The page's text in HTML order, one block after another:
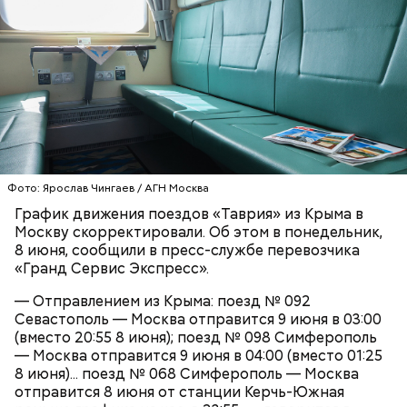
Фото: Ярослав Чингаев / АГН Москва
График движения поездов «Таврия» из Крыма в
Москву скорректировали. Об этом в понедельник,
8 июня, сообщили в пресс-службе перевозчика
«Гранд Сервис Экспресс».
— Отправлением из Крыма: поезд № 092
Севастополь — Москва отправится 9 июня в 03:00
(вместо 20:55 8 июня); поезд № 098 Симферополь
— Москва отправится 9 июня в 04:00 (вместо 01:25
8 июня)... поезд № 068 Симферополь — Москва
отправится 8 июня от станции Керчь-Южная
Оливковое масло — 50 мл.
Яблочный уксус — 2 ст. ложки.
Тархун — 1 веточка.
Чеснок — 2 зубчика.
Сахар — 1 ст. ложка.
Нужно в течение 10 минут обжарить
перцы на мангале с раскаленными углями. Красный
лук нарезать кольцами и подпечь с двух сторон.
Кабачок и баклажан нарезать крупными кольцами,
приправить солью и выложить на мангал к перцам.
Сливочное масло необходимо немного
растопить и взбить с сахаром, туда же
добавить ванильный сахар и соль. Все эти
ингредиенты нужно взбивать миксером
примерно три минуты, пока масло не
побелеет.
Далее по одному следует добавлять в готовую
массу яйца, после чего нужно получившееся
тесто вновь взбить.
Если технология соблюдается правильно, то
должен получиться воздушный кремовый
сгусток цвета слоновой кости.
Затем в тесто нужно включить цедру
апельсина и, помешивая массу, вливать в нее
цитрусовый сок.
В отдельной посуде нужно смешать муку с
разрыхлителем, а потом эти компоненты
следует объединить с ранее полученной
масляной основой.
После объединения и тщательного «микса»
Тесто сразу можно выпекать, ему не нужна
расстойка, предупредил шеф-повар: